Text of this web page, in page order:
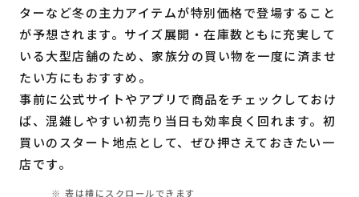
ターなど冬の主力アイテムが特別価格で登場すること
が予想されます。サイズ展開・在庫数ともに充実して
いる大型店舗のため、家族分の買い物を一度に済ませ
たい方にもおすすめ。
事前に公式サイトやアプリで商品をチェックしておけ
ば、混雑しやすい初売り当日も効率良く回れます。初
買いのスタート地点として、ぜひ押さえておきたい一
店です。